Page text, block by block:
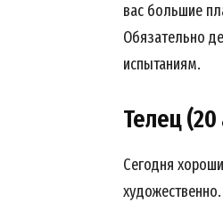
вас большие
Обязательно
испытаниям.
Телец
Сегодня